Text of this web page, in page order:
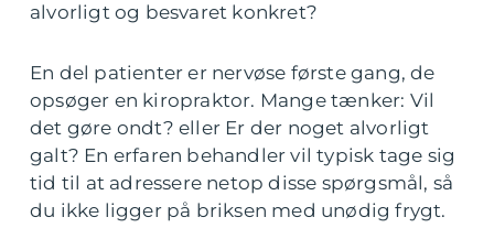
alvorligt og besvaret konkret?
En del patienter er nervøse første gang, de
opsøger en kiropraktor. Mange tænker: Vil
det gøre ondt? eller Er der noget alvorligt
galt? En erfaren behandler vil typisk tage sig
tid til at adressere netop disse spørgsmål, så
du ikke ligger på briksen med unødig frygt.